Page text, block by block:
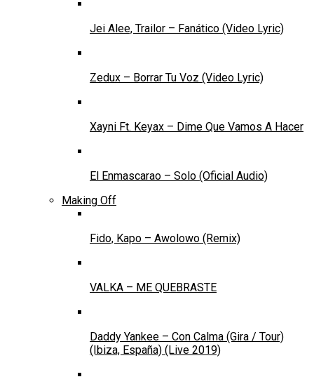
Jei Alee, Trailor – Fanático (Video Lyric)
Zedux – Borrar Tu Voz (Video Lyric)
Xayni Ft. Keyax – Dime Que Vamos A Hacer
El Enmascarao – Solo (Oficial Audio)
Making Off
Fido, Kapo – Awolowo (Remix)
VALKA – ME QUEBRASTE
Daddy Yankee – Con Calma (Gira / Tour)
(Ibiza, España) (Live 2019)